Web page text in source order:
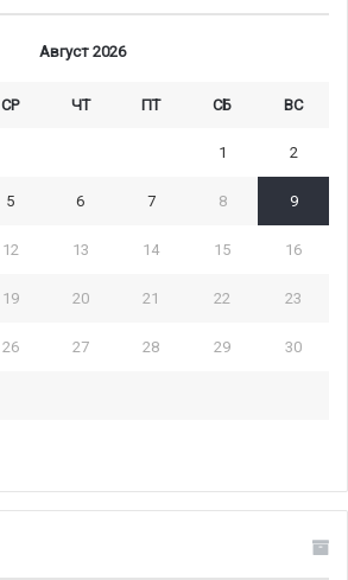
Август 2026
СР ЧТ ПТ СБ ВС
1 2
5 6 7 8 9
12 13 14 15 16
19 20 21 22 23
26 27 28 29 30